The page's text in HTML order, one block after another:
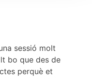
sessió molt
bo que des de
perquè et